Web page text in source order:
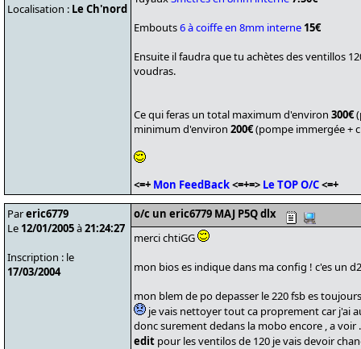
Localisation : Le Ch'nord
Embouts6 à coiffe en 8mm interne 15€
Ensuite il faudra que tu achètes des ventillos
voudras.
Ce qui feras un total maximum d'environ 300€
minimum d'environ 200€(pompe immergée +
<=+ Mon FeedBack<=+=> Le TOP O/C<=+
Pareric6779
Le 12/01/2005à21:24:27
Inscription : le
17/03/2004
o/c un eric6779 MAJ P5Q dlx
merci chtiGG
mon bios es indique dans ma config ! c'es un
mon blem de po depasser le 220 fsb es
je vais nettoyer tout ca proprement car j'ai
donc surement dedans la mobo encore , a voir
edit pour les ventilos de 120 je vais devoir